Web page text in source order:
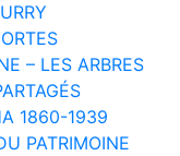
– LES ARBRES
1860-1939
PATRIMOINE